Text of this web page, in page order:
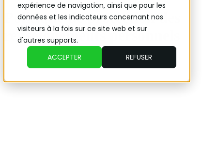
expérience de navigation, ainsi que pour les
données et les indicateurs concernant nos
visiteurs à la fois sur ce site web et sur
d'autres supports.
ACCEPTER
REFUSER
Politique de protection des
renseignements personnels